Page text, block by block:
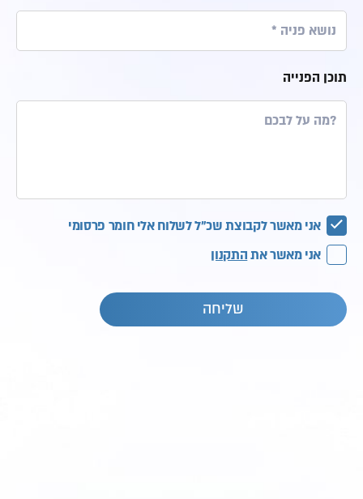
תוכן הפנייה
אני מאשר לקבוצת שכ"ל לשלוח אלי חומר פרסומי
אני מאשר אתהתקנון
שליחה